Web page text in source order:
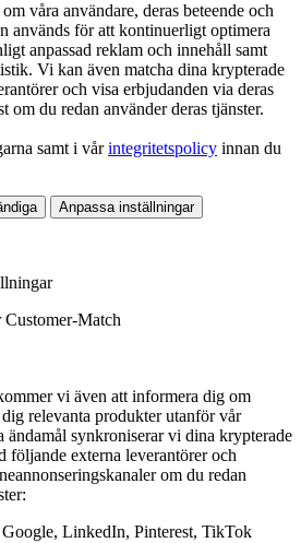
våra användare, deras beteende och
används för att kontinuerligt optimera
anpassad reklam och innehåll samt
Vi kan även matcha dina krypterade
och visa erbjudanden via deras
om du redan använder deras tjänster.
samt i vårintegritetspolicy innan du
Anpassa inställningar
Match
vi även att informera dig om
relevanta produkter utanför vår
ändamål synkroniserar vi dina krypterade
följande externa leverantörer och
om du redan
LinkedIn, Pinterest, TikTok